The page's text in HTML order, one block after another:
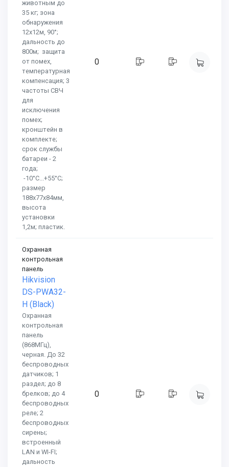
животным до
35 кг; зона
обнаружения
12х12м, 90°;
дальность до
800м; защита
от помех,
температурная
компенсация; 3
частоты СВЧ
для
исключения
помех;
кронштейн в
комплекте;
срок службы
батареи - 2
года;
-10°C...+55°C;
размер
188х77х84мм,
высота
установки
1,2м; пластик.
0
Охранная
контрольная
панель
Hikvision
DS-PWA32-
H (Black)
Охранная
контрольная
панель
(868МГц),
черная. До 32
беспроводных
датчиков; 1
раздел; до 8
брелков; до 4
беспроводных
реле; 2
беспроводных
сирены;
встроенный
LAN и WI-FI;
дальность
0